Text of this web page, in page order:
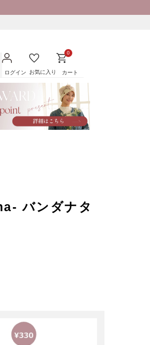
ログイン お気に入り
0
カート
バンダナタ